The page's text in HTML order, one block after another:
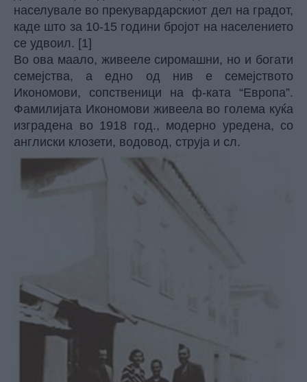
населувале во прекувардарскиот дел на градот,
каде што за 10-15 години бројот на населението
се удвоил. [1]
Во ова маало, живееле сиромашни, но и богати
семејства, а едно од нив е семејството
Икономови, сопственици на ф-ката “Европа”.
Фамилијата Икономови живеела во голема куќа
изградена во 1918 год., модерно уредена, со
англиски клозети, водовод, струја и сл.